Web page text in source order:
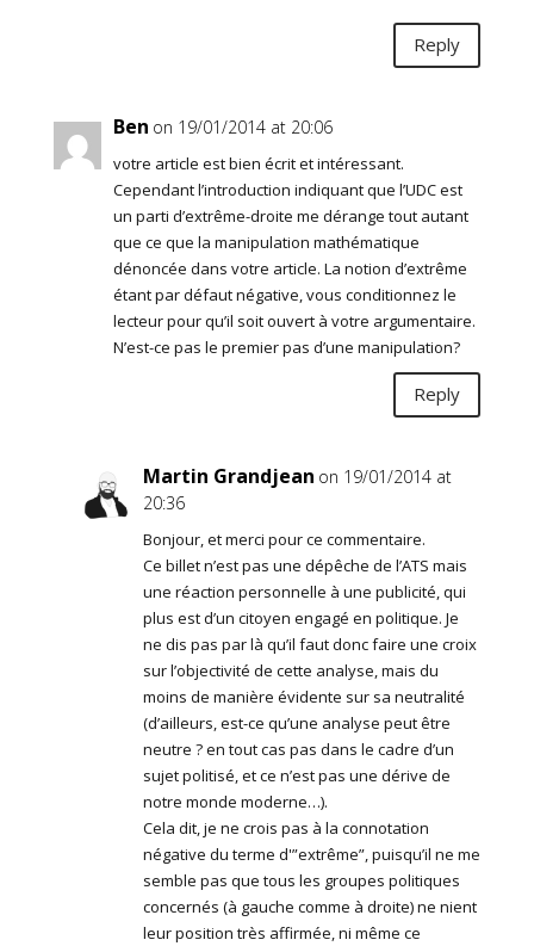
Reply
Ben on 19/01/2014 at 20:06
votre article est bien écrit et intéressant.
Cependant l’introduction indiquant que l’UDC est
un parti d’extrême-droite me dérange tout autant
que ce que la manipulation mathématique
dénoncée dans votre article. La notion d’extrême
étant par défaut négative, vous conditionnez le
lecteur pour qu’il soit ouvert à votre argumentaire.
N’est-ce pas le premier pas d’une manipulation?
Reply
Martin Grandjean on 19/01/2014 at
20:36
Bonjour, et merci pour ce commentaire.
Ce billet n’est pas une dépêche de l’ATS mais
une réaction personnelle à une publicité, qui
plus est d’un citoyen engagé en politique. Je
ne dis pas par là qu’il faut donc faire une croix
sur l’objectivité de cette analyse, mais du
moins de manière évidente sur sa neutralité
(d’ailleurs, est-ce qu’une analyse peut être
neutre ? en tout cas pas dans le cadre d’un
sujet politisé, et ce n’est pas une dérive de
notre monde moderne…).
Cela dit, je ne crois pas à la connotation
négative du terme d'”extrême”, puisqu’il ne me
semble pas que tous les groupes politiques
concernés (à gauche comme à droite) ne nient
leur position très affirmée, ni même ce